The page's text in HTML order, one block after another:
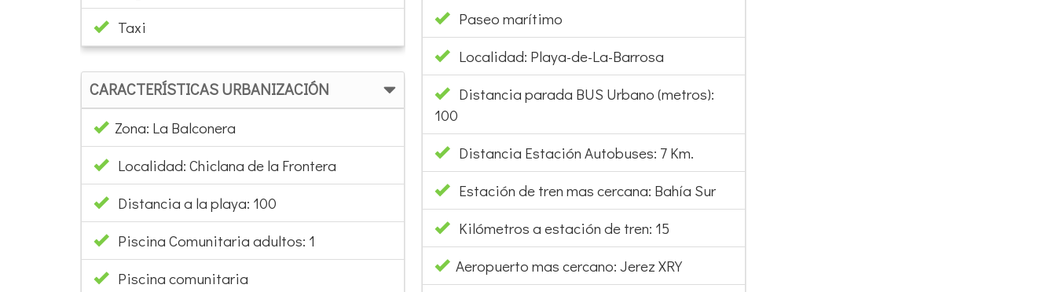
Taxi
CARACTERÍSTICAS URBANIZACIÓN
Zona: La Balconera
Localidad: Chiclana de la Frontera
Distancia a la playa: 100
Piscina Comunitaria adultos: 1
Piscina comunitaria
Paseo marítimo
Localidad: Playa-de-La-Barrosa
Distancia parada BUS Urbano (metros):
100
Distancia Estación Autobuses: 7 Km.
Estación de tren mas cercana: Bahía Sur
Kilómetros a estación de tren: 15
Aeropuerto mas cercano: Jerez XRY